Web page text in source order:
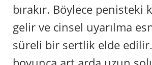
bırakır. Böylece penisteki
gelir ve cinsel uyarılma
süreli bir sertlik elde